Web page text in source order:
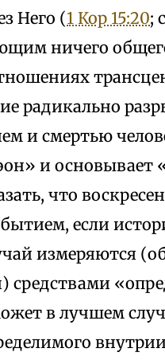
Него (1 Кор 15:20;
ничего
радикально
и смертью
и основывает
что
если
измеряются
средствами
в лучшем